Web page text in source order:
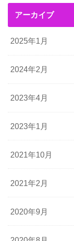
アーカイブ
2025年1月
2024年2月
2023年4月
2023年1月
2021年10月
2021年2月
2020年9月